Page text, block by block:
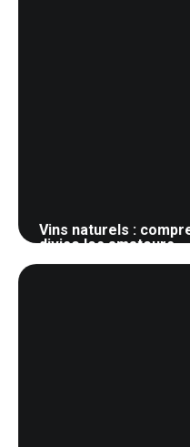
Vins naturels :
divise les amateurs